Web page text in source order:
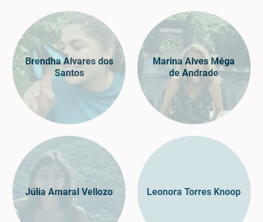
Brendha Alvares dos
Santos
Marina Alves Méga
de Andrade
Júlia Amaral Vellozo Leonora Torres Knoop